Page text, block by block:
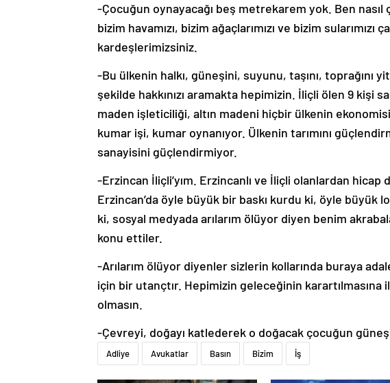
-Çocuğun oynayacağı beş metrekarem yok. Ben nasıl
bizim havamızı, bizim ağaçlarımızı ve bizim sularımızı
kardeşlerimizsiniz.
-Bu ülkenin halkı, güneşini, suyunu, taşını, toprağını
şekilde hakkınızı aramakta hepimizin. İliçli ölen 9 kişi
maden işleticiliği, altın madeni hiçbir ülkenin
kumar işi, kumar oynanıyor. Ülkenin tarımını
sanayisini güçlendirmiyor.
-Erzincan İliçli’yım. Erzincanlı ve İliçli olanlardan
Erzincan’da öyle büyük bir baskı kurdu ki, öyle büyük
ki, sosyal medyada arılarım ölüyor diyen benim
konu ettiler.
-Arılarım ölüyor diyenler sizlerin kollarında buraya
için bir utançtır. Hepimizin geleceğinin
olmasın.
-Çevreyi, doğayı katlederek o doğacak çocuğun
Adliye Avukatlar Basın Bizim İş